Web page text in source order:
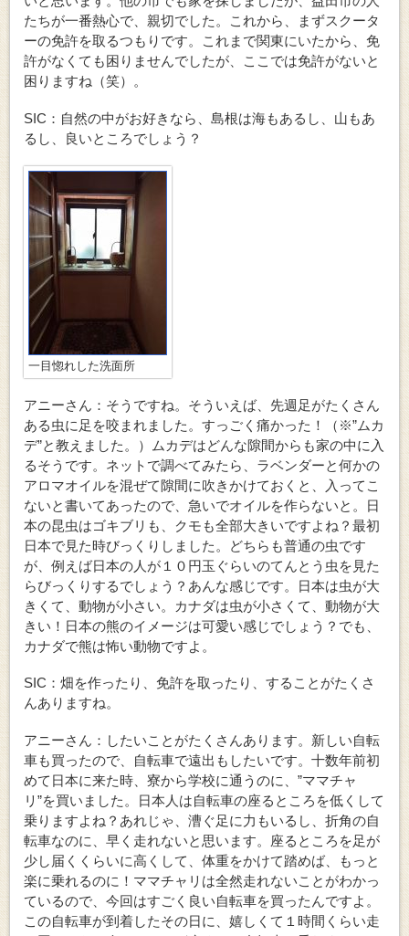
たちが一番熱心で、親切でした。これから、まずスクータ
ーの免許を取るつもりです。これまで関東にいたから、免
許がなくても困りませんでしたが、ここでは免許がないと
困りますね（笑）。
SIC：自然の中がお好きなら、島根は海もあるし、山もあ
るし、良いところでしょう？
一目惚れした洗面所
アニーさん：そうですね。そういえば、先週足がたくさん
ある虫に足を咬まれました。すっごく痛かった！（※”ムカ
デ”と教えました。）ムカデはどんな隙間からも家の中に入
るそうです。ネットで調べてみたら、ラベンダーと何かの
アロマオイルを混ぜて隙間に吹きかけておくと、入ってこ
ないと書いてあったので、急いでオイルを作らないと。日
本の昆虫はゴキブリも、クモも全部大きいですよね？最初
日本で見た時びっくりしました。どちらも普通の虫です
が、例えば日本の人が１０円玉ぐらいのてんとう虫を見た
らびっくりするでしょう？あんな感じです。日本は虫が大
きくて、動物が小さい。カナダは虫が小さくて、動物が大
きい！日本の熊のイメージは可愛い感じでしょう？でも、
カナダで熊は怖い動物ですよ。
SIC：畑を作ったり、免許を取ったり、することがたくさ
んありますね。
アニーさん：したいことがたくさんあります。新しい自転
車も買ったので、自転車で遠出もしたいです。十数年前初
めて日本に来た時、寮から学校に通うのに、”ママチャ
リ”を買いました。日本人は自転車の座るところを低くして
乗りますよね？あれじゃ、漕ぐ足に力もいるし、折角の自
転車なのに、早く走れないと思います。座るところを足が
少し届くくらいに高くして、体重をかけて踏めば、もっと
楽に乗れるのに！ママチャリは全然走れないことがわかっ
ているので、今回はすごく良い自転車を買ったんですよ。
この自転車が到着したその日に、嬉しくて１時間くらい走